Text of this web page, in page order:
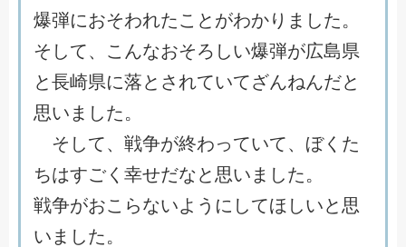
爆弾におそわれたこ と がわかり ま した。
そ して、 こ んなおそろ しい爆弾が広島県
と長崎県に落と さ れていてざんねんだと
思い ま した。
そ して、 戦争が終わっていて、 ぼく た
ちはすご く 幸せだなと 思い ま した。
戦争がおこ らないよ う に してほ しいと 思
い ま した。